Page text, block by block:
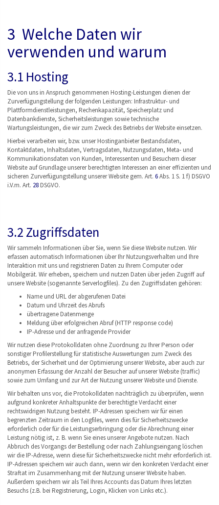
3 Welche Daten wir
verwenden und warum
3.1 Hosting
Die von uns in Anspruch genommenen Hosting-Leistungen dienen der
Zurverfügungstellung der folgenden Leistungen: Infrastruktur- und
Plattformdienstleistungen, Rechenkapazität, Speicherplatz und
Datenbankdienste, Sicherheitsleistungen sowie technische
Wartungsleistungen, die wir zum Zweck des Betriebs der Website einsetzen.
Hierbei verarbeiten wir, bzw. unser Hostinganbieter Bestandsdaten,
Kontaktdaten, Inhaltsdaten, Vertragsdaten, Nutzungsdaten, Meta- und
Kommunikationsdaten von Kunden, Interessenten und Besuchern dieser
Website auf Grundlage unserer berechtigten Interessen an einer effizienten und
sicheren Zurverfügungstellung unserer Website gem. Art. 6Abs. 1 S. 1 f) DSGVO
i.V.m. Art. 28DSGVO.
3.2 Zugriffsdaten
Wir sammeln Informationen über Sie, wenn Sie diese Website nutzen. Wir
erfassen automatisch Informationen über Ihr Nutzungsverhalten und Ihre
Interaktion mit uns und registrieren Daten zu Ihrem Computer oder
Mobilgerät. Wir erheben, speichern und nutzen Daten über jeden Zugriff auf
unsere Website (sogenannte Serverlogfiles). Zu den Zugriffsdaten gehören:
Name und URL der abgerufenen Datei
Datum und Uhrzeit des Abrufs
übertragene Datenmenge
Meldung über erfolgreichen Abruf (HTTP response code)
IP-Adresse und der anfragende Provider
Wir nutzen diese Protokolldaten ohne Zuordnung zu Ihrer Person oder
sonstiger Profilerstellung für statistische Auswertungen zum Zweck des
Betriebs, der Sicherheit und der Optimierung unserer Website, aber auch zur
anonymen Erfassung der Anzahl der Besucher auf unserer Website (traffic)
sowie zum Umfang und zur Art der Nutzung unserer Website und Dienste.
Wir behalten uns vor, die Protokolldaten nachträglich zu überprüfen, wenn
aufgrund konkreter Anhaltspunkte der berechtigte Verdacht einer
rechtswidrigen Nutzung besteht. IP-Adressen speichern wir für einen
begrenzten Zeitraum in den Logfiles, wenn dies für Sicherheitszwecke
erforderlich oder für die Leistungserbringung oder die Abrechnung einer
Leistung nötig ist, z. B. wenn Sie eines unserer Angebote nutzen. Nach
Abbruch des Vorgangs der Bestellung oder nach Zahlungseingang löschen
wir die IP-Adresse, wenn diese für Sicherheitszwecke nicht mehr erforderlich ist.
IP-Adressen speichern wir auch dann, wenn wir den konkreten Verdacht einer
Straftat im Zusammenhang mit der Nutzung unserer Website haben.
Außerdem speichern wir als Teil Ihres Accounts das Datum Ihres letzten
Besuchs (z.B. bei Registrierung, Login, Klicken von Links etc.).